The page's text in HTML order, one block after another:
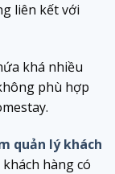
liên kết với
khá nhiều
phù hợp
quản lý khách
hàng có